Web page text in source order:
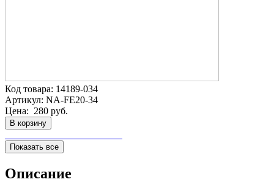
Код товара: 14189-034
Артикул: NA-FE20-34
Цена: 280 руб.
В корзину
Показать все
Описание